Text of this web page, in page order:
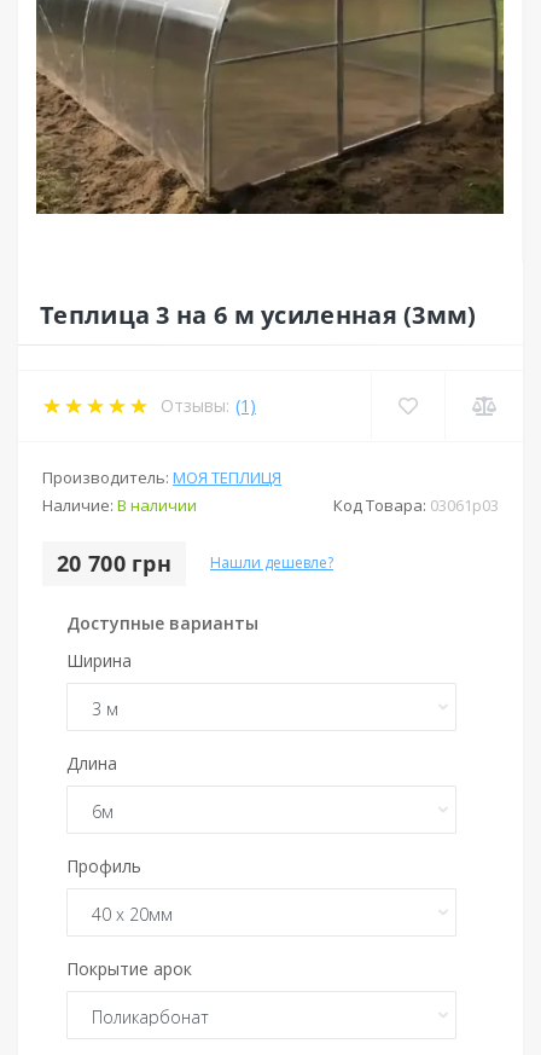
Теплица 3 на 6 м усиленная (3мм)
Отзывы: (1)
Производитель: МОЯ ТЕПЛИЦЯ
Код Товара: 03061p03
Наличие: В наличии
20 700 грн Нашли дешевле?
Доступные варианты
Ширина
Длина
Профиль
Покрытие арок